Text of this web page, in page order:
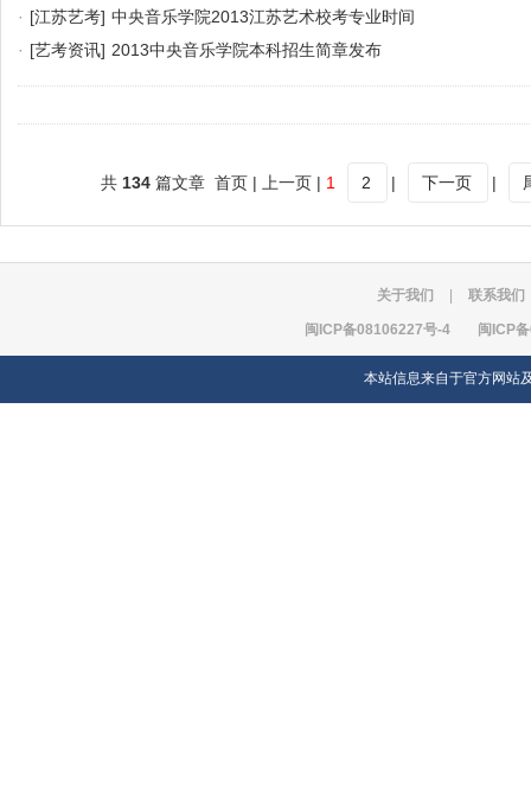
· [江苏艺考] 中央音乐学院2013江苏艺术校考专业时间
· [艺考资讯] 2013中央音乐学院本科招生简章发布
共 134 篇文章 首页 | 上一页 | 1 2 | 下一页 |
关于我们 联系我们
闽ICP备08106227号-4 闽ICP
本站信息来自于官方网站